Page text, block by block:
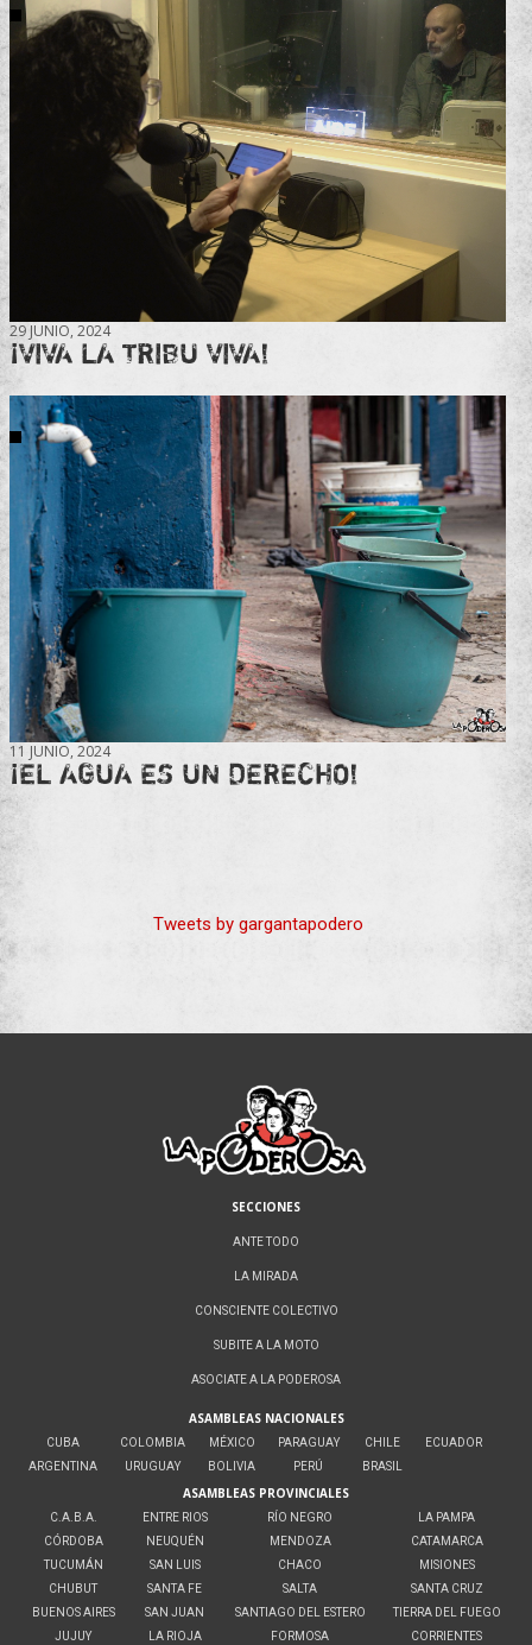
29 JUNIO, 2024
¡VIVA LA TRIBU VIVA!
11 JUNIO, 2024
¡EL AGUA ES UN DERECHO!
Tweets by gargantapodero
SECCIONES
ANTE TODO
LA MIRADA
CONSCIENTE COLECTIVO
SUBITE A LA MOTO
ASOCIATE A LA PODEROSA
ASAMBLEAS NACIONALES
CUBA
ARGENTINA
COLOMBIA
URUGUAY
MÉXICO
BOLIVIA
PARAGUAY
PERÚ
CHILE
BRASIL
ECUADOR
ASAMBLEAS PROVINCIALES
C.A.B.A.
CÓRDOBA
TUCUMÁN
CHUBUT
BUENOS AIRES
JUJUY
ENTRE RIOS
NEUQUÉN
SAN LUIS
SANTA FE
SAN JUAN
LA RIOJA
RÍO NEGRO
MENDOZA
CHACO
SALTA
SANTIAGO DEL ESTERO
FORMOSA
LA PAMPA
CATAMARCA
MISIONES
SANTA CRUZ
TIERRA DEL FUEGO
CORRIENTES